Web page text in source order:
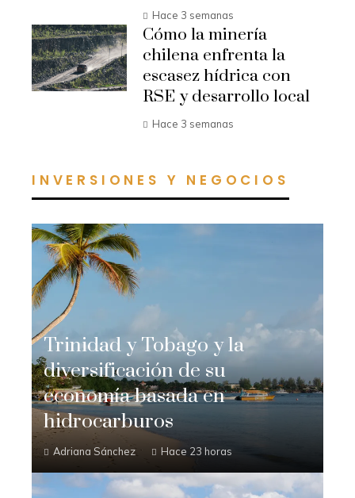
Hace 3 semanas
Cómo la minería
chilena enfrenta la
escasez hídrica con
RSE y desarrollo local
Hace 3 semanas
INVERSIONES Y NEGOCIOS
Trinidad y Tobago y la
diversificación de su
economía basada en
hidrocarburos
Adriana Sánchez Hace 23 horas